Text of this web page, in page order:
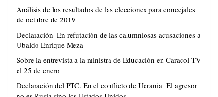
Análisis de los resultados de las elecciones para concejales
de octubre de 2019
Declaración. En refutación de las calumniosas acusaciones a
Ubaldo Enrique Meza
Sobre la entrevista a la ministra de Educación en Caracol TV
el 25 de enero
Declaración del PTC. En el conflicto de Ucrania: El agresor